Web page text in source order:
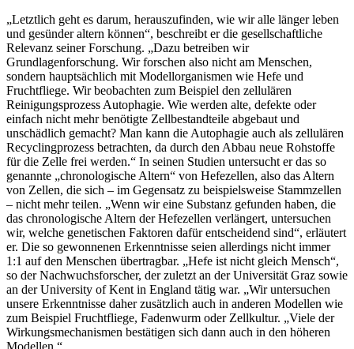
„Letztlich geht es darum, herauszufinden, wie wir alle länger leben
und gesünder altern können“, beschreibt er die gesellschaftliche
Relevanz seiner Forschung. „Dazu betreiben wir
Grundlagenforschung. Wir forschen also nicht am Menschen,
sondern hauptsächlich mit Modellorganismen wie Hefe und
Fruchtfliege. Wir beobachten zum Beispiel den zellulären
Reinigungsprozess Autophagie. Wie werden alte, defekte oder
einfach nicht mehr benötigte Zellbestandteile abgebaut und
unschädlich gemacht? Man kann die Autophagie auch als zellulären
Recyclingprozess betrachten, da durch den Abbau neue Rohstoffe
für die Zelle frei werden.“ In seinen Studien untersucht er das so
genannte „chronologische Altern“ von Hefezellen, also das Altern
von Zellen, die sich – im Gegensatz zu beispielsweise Stammzellen
– nicht mehr teilen. „Wenn wir eine Substanz gefunden haben, die
das chronologische Altern der Hefezellen verlängert, untersuchen
wir, welche genetischen Faktoren dafür entscheidend sind“, erläutert
er. Die so gewonnenen Erkenntnisse seien allerdings nicht immer
1:1 auf den Menschen übertragbar. „Hefe ist nicht gleich Mensch“,
so der Nachwuchsforscher, der zuletzt an der Universität Graz sowie
an der University of Kent in England tätig war. „Wir untersuchen
unsere Erkenntnisse daher zusätzlich auch in anderen Modellen wie
zum Beispiel Fruchtfliege, Fadenwurm oder Zellkultur. „Viele der
Wirkungsmechanismen bestätigen sich dann auch in den höheren
Modellen.“